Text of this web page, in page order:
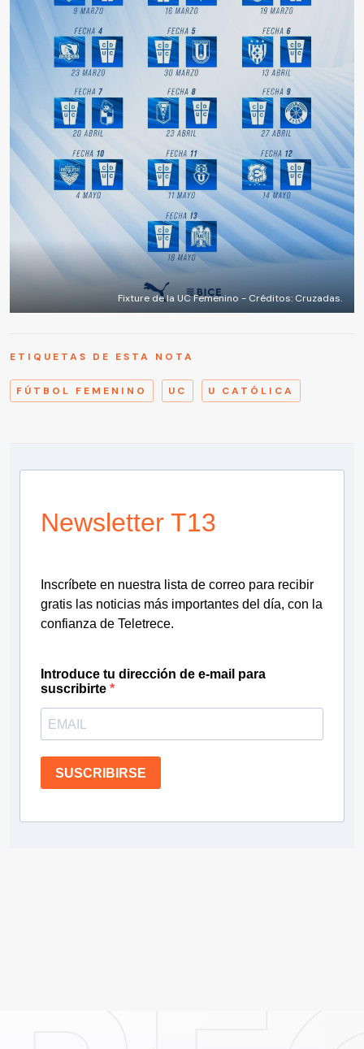
Fixture de la UC Femenino - Créditos: Cruzadas.
ETIQUETAS DE ESTA NOTA
FÚTBOL FEMENINO UC U CATÓLICA
Newsletter T13
Inscríbete en nuestra lista de correo para recibir
gratis las noticias más importantes del día, con la
confianza de Teletrece.
Introduce tu dirección de e-mail para
suscribirte
SUSCRIBIRSE